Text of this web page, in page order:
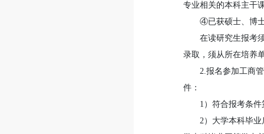
专业相关的本科主干
④已获硕士、博
在读研究生报考
录取，须从所在培养
2.报名参加工商
件：
1）符合报考条
2）大学本科毕